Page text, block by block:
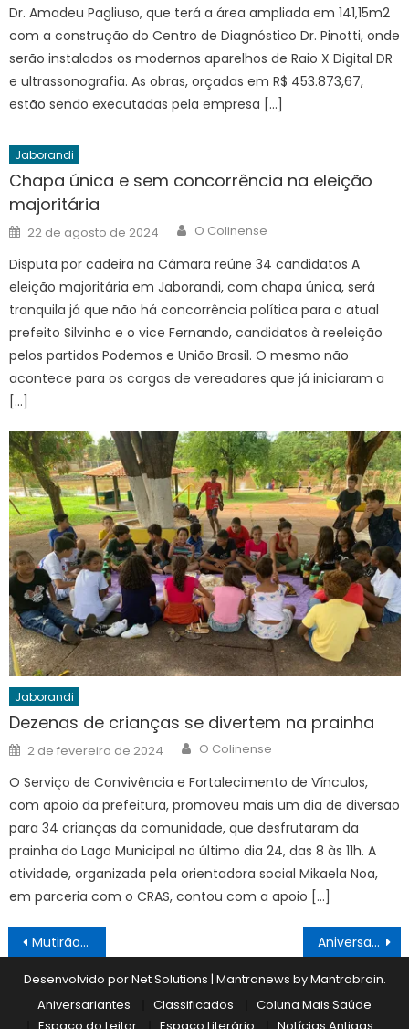
Dr. Amadeu Pagliuso, que terá a área ampliada em 141,15m2
com a construção do Centro de Diagnóstico Dr. Pinotti, onde
serão instalados os modernos aparelhos de Raio X Digital DR
e ultrassonografia. As obras, orçadas em R$ 453.873,67,
estão sendo executadas pela empresa […]
Jaborandi
Chapa única e sem concorrência na eleição
majoritária
Posted
on
22 de agosto de 2024 Author
O Colinense
Disputa por cadeira na Câmara reúne 34 candidatos A
eleição majoritária em Jaborandi, com chapa única, será
tranquila já que não há concorrência política para o atual
prefeito Silvinho e o vice Fernando, candidatos à reeleição
pelos partidos Podemos e União Brasil. O mesmo não
acontece para os cargos de vereadores que já iniciaram a
[…]
Jaborandi
Dezenas de crianças se divertem na prainha
Posted
on
2 de fevereiro de 2024 Author
O Colinense
O Serviço de Convivência e Fortalecimento de Vínculos,
com apoio da prefeitura, promoveu mais um dia de diversão
para 34 crianças da comunidade, que desfrutaram da
prainha do Lago Municipal no último dia 24, das 8 às 11h. A
atividade, organizada pela orientadora social Mikaela Noa,
em parceria com o CRAS, contou com a apoio […]
Navegação
de
Post
Mutirão de pintura transforma a Escola Olinto e prossegue neste sábado Aniversariantes 08/05 a 14/05
Desenvolvido por Net Solutions | Mantranews byMantrabrain.
Aniversariantes
Classificados
Coluna Mais Saúde